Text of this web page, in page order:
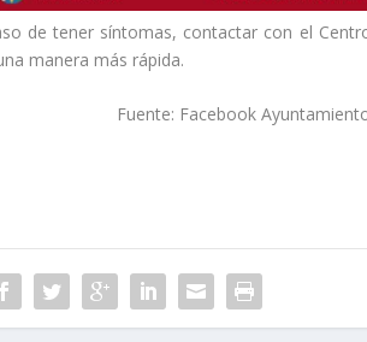
de tener síntomas, contactar con el
manera más rápida.
Fuente: Facebook